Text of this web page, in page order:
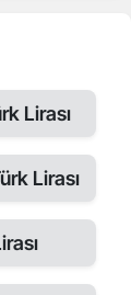
Lirası
Lirası